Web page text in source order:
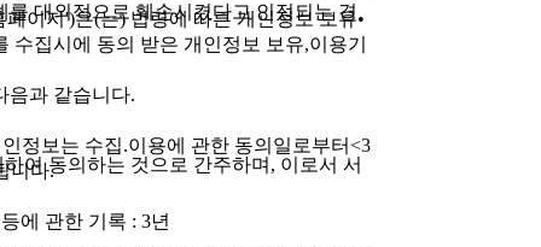
대외적으로 훼손시켰다고 인정되는 경
여 동의하는 것으로 간주하며, 이로서 서
이지')은(는) 법령에 따른 개인정보 보유•
집시에 동의 받은 개인정보 보유,이용기
음과 같습니다.
정보는 수집.이용에 관한 동의일로부터<3
니다.
에 관한 기록 : 3년